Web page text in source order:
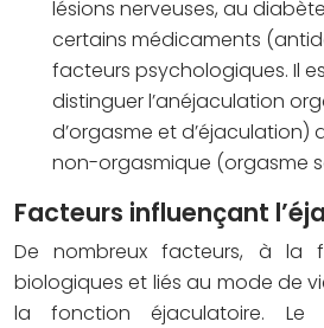
lésions nerveuses, au
certains médicaments
facteurs psychologiques. Il
distinguer l’anéjaculation
d’orgasme et d’éjaculation)
non-orgasmique (orgasme
Facteurs influençant
De nombreux facteurs, à la
biologiques et liés au mode de
la fonction éjaculatoire. Le